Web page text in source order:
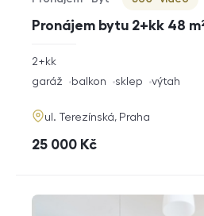
Pronájem bytu 2+kk 48
Typ nabídky
Typ nemovitosti
Virtuální prohlídka
rozměry
2+kk
funkce
garáž balkon sklep výtah
adresa
ul. Terezínská, Praha
cena
25 000 Kč